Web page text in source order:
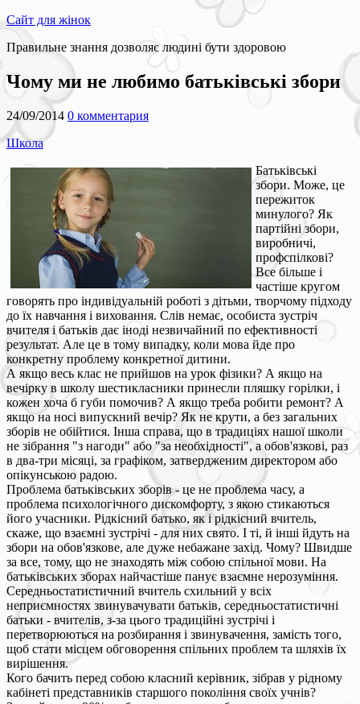
Сайт для жінок
Правильне знання дозволяє людині бути здоровою
Чому ми не любимо батьківські збори
24/09/2014 0 комментария
Школа
Батьківські
збори. Може, це
пережиток
минулого? Як
партійні збори,
виробничі,
профспілкові?
Все більше і
частіше кругом
говорять про індивідуальній роботі з дітьми, творчому підходу
до їх навчання і виховання. Слів немає, особиста зустріч
вчителя і батьків дає іноді незвичайний по ефективності
результат. Але це в тому випадку, коли мова йде про
конкретну проблему конкретної дитини.
А якщо весь клас не прийшов на урок фізики? А якщо на
вечірку в школу шестикласники принесли пляшку горілки, і
кожен хоча б губи помочив? А якщо треба робити ремонт? А
якщо на носі випускний вечір? Як не крути, а без загальних
зборів не обійтися. Інша справа, що в традиціях нашої школи
не зібрання "з нагоди" або "за необхідності", а обов'язкові, раз
в два-три місяці, за графіком, затвердженим директором або
опікунською радою.
Проблема батьківських зборів - це не проблема часу, а
проблема психологічного дискомфорту, з якою стикаються
його учасники. Рідкісний батько, як і рідкісний вчитель,
скаже, що взаємні зустрічі - для них свято. І ті, й інші йдуть на
збори на обов'язкове, але дуже небажане захід. Чому? Швидше
за все, тому, що не знаходять між собою спільної мови. На
батьківських зборах найчастіше панує взаємне нерозуміння.
Середньостатистичний вчитель схильний у всіх
неприємностях звинувачувати батьків, середньостатистичні
батьки - вчителів, з-за цього традиційні зустрічі і
перетворюються на розбирання і звинувачення, замість того,
щоб стати місцем обговорення спільних проблем та шляхів їх
вирішення.
Кого бачить перед собою класний керівник, зібрав у рідному
кабінеті представників старшого покоління своїх учнів?